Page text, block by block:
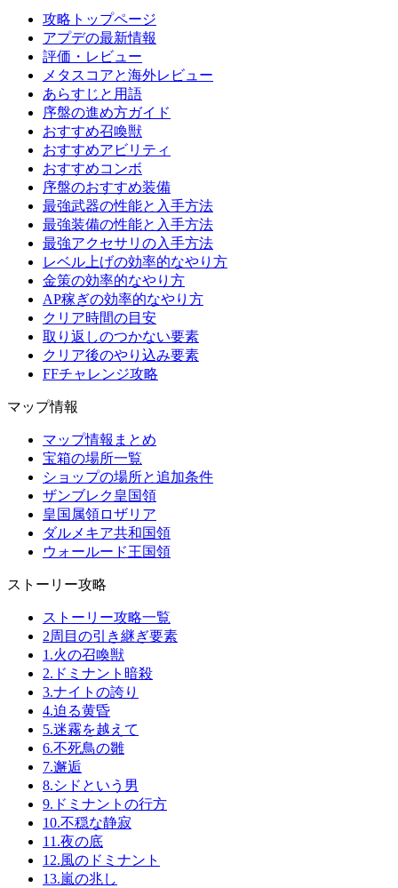
攻略トップページ
アプデの最新情報
評価・レビュー
メタスコアと海外レビュー
あらすじと用語
序盤の進め方ガイド
おすすめ召喚獣
おすすめアビリティ
おすすめコンボ
序盤のおすすめ装備
最強武器の性能と入手方法
最強装備の性能と入手方法
最強アクセサリの入手方法
レベル上げの効率的なやり方
金策の効率的なやり方
AP稼ぎの効率的なやり方
クリア時間の目安
取り返しのつかない要素
クリア後のやり込み要素
FFチャレンジ攻略
マップ情報
マップ情報まとめ
宝箱の場所一覧
ショップの場所と追加条件
ザンブレク皇国領
皇国属領ロザリア
ダルメキア共和国領
ウォールード王国領
ストーリー攻略
ストーリー攻略一覧
2周目の引き継ぎ要素
1.火の召喚獣
2.ドミナント暗殺
3.ナイトの誇り
4.迫る黄昏
5.迷霧を越えて
6.不死鳥の雛
7.邂逅
8.シドという男
9.ドミナントの行方
10.不穏な静寂
11.夜の底
12.風のドミナント
13.嵐の兆し